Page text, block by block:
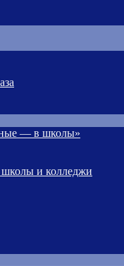
— в школы»
и колледжи